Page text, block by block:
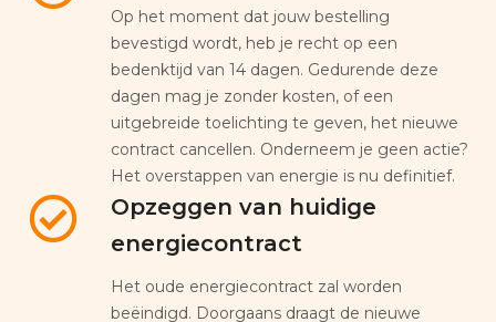
Op het moment dat jouw bestelling
bevestigd wordt, heb je recht op een
bedenktijd van 14 dagen. Gedurende deze
dagen mag je zonder kosten, of een
uitgebreide toelichting te geven, het nieuwe
contract cancellen. Onderneem je geen actie?
Het overstappen van energie is nu definitief.
Opzeggen van huidige
energiecontract
Het oude energiecontract zal worden
beëindigd. Doorgaans draagt de nieuwe